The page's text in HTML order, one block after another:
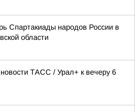
Спартакиады народов России в
области
ТАСС / Урал+ к вечеру 6